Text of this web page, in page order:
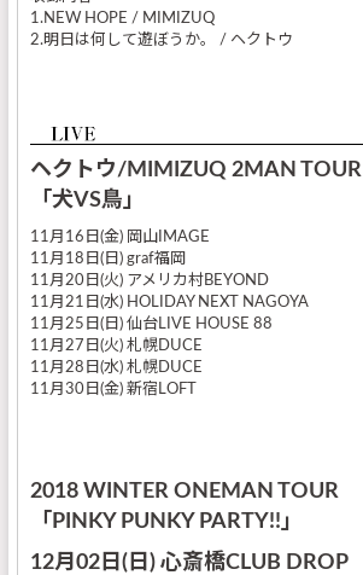
1.NEW HOPE / MIMIZUQ
2.明日は何して遊ぼうか。 / ヘクトウ
ヘクトウ/MIMIZUQ 2MAN TOUR
「犬VS鳥」
11月16日(金) 岡山IMAGE
11月18日(日) graf福岡
11月20日(火) アメリカ村BEYOND
11月21日(水) HOLIDAY NEXT NAGOYA
11月25日(日) 仙台LIVE HOUSE 88
11月27日(火) 札幌DUCE
11月28日(水) 札幌DUCE
11月30日(金) 新宿LOFT
2018 WINTER ONEMAN TOUR
「PINKY PUNKY PARTY!!」
12月02日(日) 心斎橋CLUB DROP